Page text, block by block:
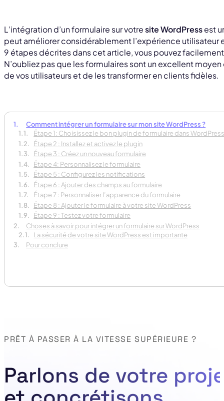
L’intégration d’un formulaire sur votresite WordPressest
peut améliorer considérablement l’expérience utilisateur
9 étapes décrites dans cet article, vous pouvez
N’oubliez pas que les formulaires sont un excellent
de vos utilisateurs et de les transformer en clients fidèles.
Comment intégrer un formulaire sur mon site WordPress ?
Étape 1: Choisissez le bon plugin de formulaire dans
Étape 2 : Installez et activez le plugin
Étape 3 : Créez un nouveau formulaire
Étape 4: Personnalisez le formulaire
Étape 5 : Configurez les notifications
Étape 6 : Ajouter des champs au formulaire
Étape 7 : Personnaliser l’apparence du formulaire
Étape 8 : Ajouter le formulaire à votre site WordPress
Étape 9 : Testez votre formulaire
Choses à savoir pour intégrer un formulaire sur WordPress
La sécurité de votre site WordPress est importante
Pour conclure
Parlons de votre
PRÊT À PASSER À LA VITESSE SUPÉRIEURE ?